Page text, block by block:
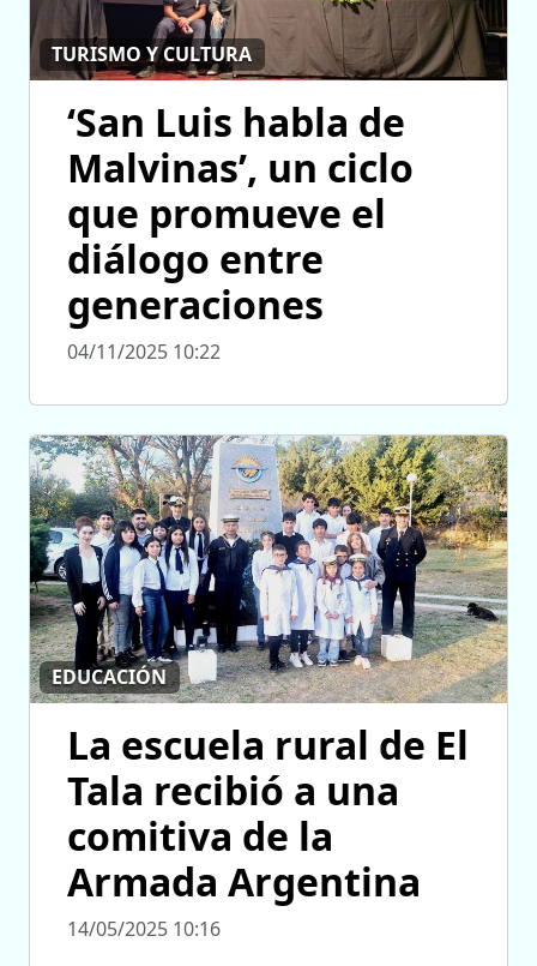
TURISMO Y CULTURA
‘San Luis habla de
Malvinas’, un ciclo
que promueve el
diálogo entre
generaciones
04/11/2025 10:22
EDUCACIÓN
La escuela rural de El
Tala recibió a una
comitiva de la
Armada Argentina
14/05/2025 10:16